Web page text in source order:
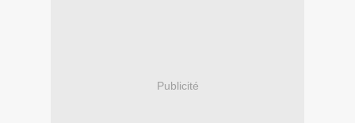
Publicité